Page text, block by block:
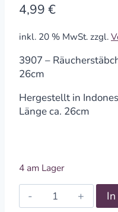
4,99 €
inkl. 20 % MwSt. zzgl.
3907 –
26cm
Hergestellt in
Länge ca. 26cm
4 am Lager
Holz